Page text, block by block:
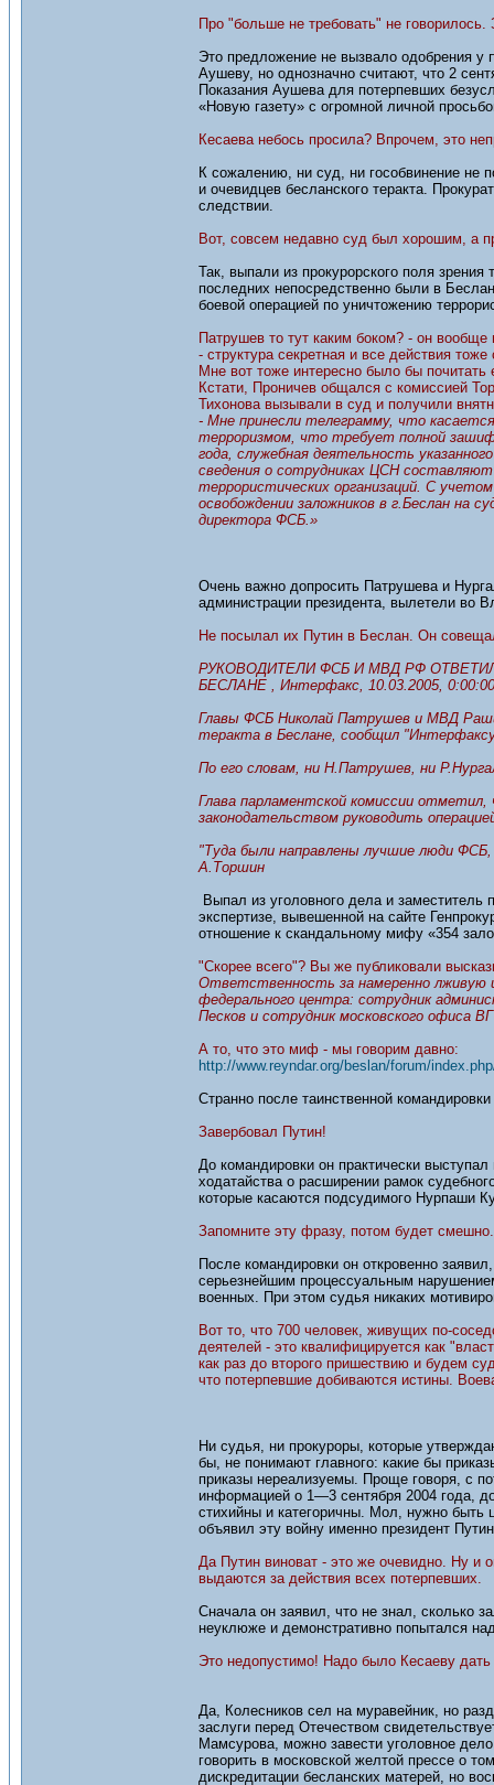
Про "больше не требовать" не говорилось.
Это предложение не вызвало одобрения у
Аушеву, но однозначно считают, что 2
Показания Аушева для потерпевших
«Новую газету» с огромной личной
Кесаева небось просила? Впрочем, это
К сожалению, ни суд, ни гособвинение не
и очевидцев бесланского теракта.
следствии.
Вот, совсем недавно суд был хорошим, а
Так, выпали из прокурорского поля
последних непосредственно были в
боевой операцией по уничтожению
Патрушев то тут каким боком? - он
- структура секретная и все действия
Мне вот тоже интересно было бы почитать
Кстати, Проничев общался с комиссией
Тихонова вызывали в суд и получили
- Мне принесли телеграмму, что
терроризмом, что требует полной
года, служебная деятельность
сведения о сотрудниках ЦСН
террористических организаций. С
освобождении заложников в г.Беслан на
директора ФСБ.»
Очень важно допросить Патрушева и
администрации президента, вылетели во
Не посылал их Путин в Беслан. Он
РУКОВОДИТЕЛИ ФСБ И МВД РФ
БЕСЛАНЕ , Интерфакс, 10.03.2005, 0:00:00
Главы ФСБ Николай Патрушев и МВД
теракта в Беслане, сообщил
По его словам, ни Н.Патрушев, ни
Глава парламентской комиссии
законодательством руководить
"Туда были направлены лучшие люди
А.Торшин
Выпал из уголовного дела и заместитель
экспертизе, вывешенной на сайте
отношение к скандальному мифу «354
"Скорее всего"? Вы же публиковали
Ответственность за намеренно лживую
федерального центра: сотрудник
Песков и сотрудник московского офиса
А то, что это миф - мы говорим давно:
http://www.reyndar.org/beslan/forum/
Странно после таинственной
Завербовал Путин!
До командировки он практически
ходатайства о расширении рамок
которые касаются подсудимого Нурпаши
Запомните эту фразу, потом будет смешно.
После командировки он откровенно
серьезнейшим процессуальным
военных. При этом судья никаких
Вот то, что 700 человек, живущих по-
деятелей - это квалифицируется как
как раз до второго пришествию и будем
что потерпевшие добиваются истины.
Ни судья, ни прокуроры, которые
бы, не понимают главного: какие бы
приказы нереализуемы. Проще говоря, с
информацией о 1—3 сентября 2004 года,
стихийны и категоричны. Мол, нужно быть
объявил эту войну именно президент
Да Путин виноват - это же очевидно. Ну и
выдаются за действия всех потерпевших.
Сначала он заявил, что не знал, сколько
неуклюже и демонстративно попытался
Это недопустимо! Надо было Кесаеву
Да, Колесников сел на муравейник, но
заслуги перед Отечеством
Мамсурова, можно завести уголовное
говорить в московской желтой прессе о
дискредитации бесланских матерей, но